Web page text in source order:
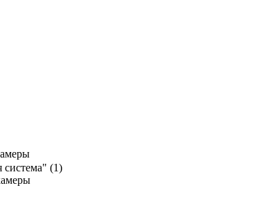
система" (1)